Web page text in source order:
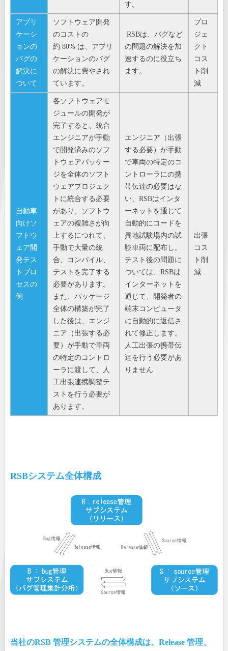
す。
アプリ
ケーシ
ョンの
バグの
解決に
ついて
ソフトウェア開発
のコストの
約 80% は、アプリ
ケーションのバグ
の解決に費やされ
ています。
RSBは、バグなど
の問題の解決を加
速するのに役立ち
ます。
プロ
ジェ
クト
コス
ト削
減
自動車
向けソ
フトウ
ェア開
発テス
トプロ
セスの
例
各ソフトウェアモ
ジュールの開発が
完了すると、統合
エンジニアが手動
で開発済みのソフ
トウェアパッケー
ジを全体のソフト
ウェアプロジェク
トに統合する必要
があり、ソフトウ
ェアの複雑さが向
上するにつれて、
手動で大量の統
合、コンパイル、
テストを完了する
必要があります。
また、パッケージ
全体の構築が完了
した後は、エンジ
ニア（出張する必
要）が手動で車両
の特定のコントロ
ーラに渡して、人
工出張連携調整テ
ストを行う必要が
あります。
エンジニア（出張
する必要）が手動
で車両の特定のコ
ントローラにの携
帯伝達の必要はな
い、RSBはインタ
ーネットを通じて
自動的にコードを
異地試験場内の試
験車両に配布し。
テスト後の問題に
ついては、RSBは
インターネットを
通じて、開発者の
端末コンピュータ
に自動的に返信さ
れて修正します。
人工出張の携帯伝
達を行う必要があ
りません
出張
コス
ト削
減
RSBシステム全体構成
当社のRSB 管理システムの全体構成は、Release 管理、